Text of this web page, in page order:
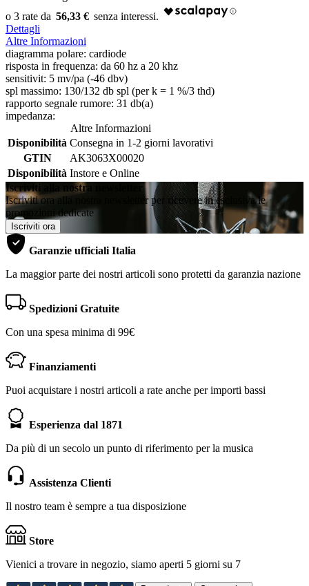
56,33 €
Dettagli
Altre Informazioni
diagramma polare: cardiode
risposta in frequenza: da 60 hz a 20 khz
sensitivit: 5 mv/pa (-46 dbv)
spl massimo: 130/132 db spl (per k = 1 %/3 thd)
rapporto segnale rumore: 31 db(a)
impedanza:
Altre Informazioni
Disponibilità Consegna in 1-2 giorni lavorativi
GTIN
AK3063X00020
Disponibilità Instore e Online
Iscriviti alla nostra newsletter
Iscriviti ora alla nostra newsletter per ricevere in esclusiva le
promozioni dedicate
Iscriviti ora
Garanzie ufficiali Italia
La maggior parte dei nostri articoli sono protetti da garanzia nazione
Spedizioni Gratuite
Con una spesa minima di 99€
Finanziamenti
Puoi acquistare i nostri articoli a rate anche per importi bassi
Esperienza dal 1871
Da più di un secolo un punto di riferimento per la musica
Assistenza Clienti
Il nostro team è sempre a tua disposizione
Store
Vienici a trovare in negozio, siamo aperti 5 giorni su 7